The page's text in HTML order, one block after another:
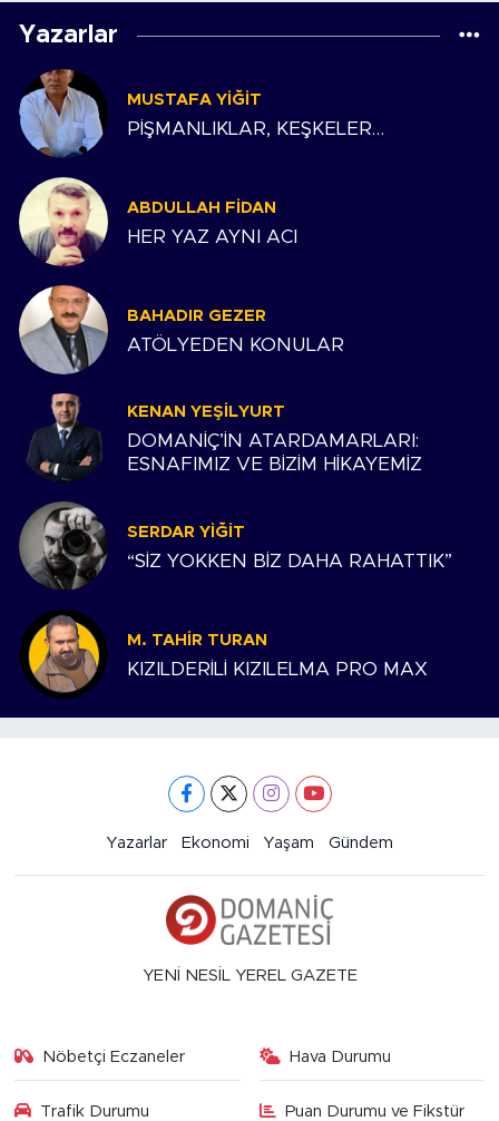
Yazarlar
MUSTAFA YIĞIT
PİŞMANLIKLAR, KEŞKELER…
ABDULLAH FIDAN
HER YAZ AYNI ACI
BAHADIR GEZER
ATÖLYEDEN KONULAR
KENAN YEŞILYURT
DOMANİÇ’İN ATARDAMARLARI:
ESNAFIMIZ VE BİZİM HİKAYEMİZ
SERDAR YIĞIT
“SİZ YOKKEN BİZ DAHA RAHATTIK”
M. TAHIR TURAN
KIZILDERİLİ KIZILELMA PRO MAX
Yazarlar Ekonomi Yaşam Gündem
YENİ NESİL YEREL GAZETE
Nöbetçi Eczaneler Hava Durumu
Trafik Durumu Puan Durumu ve Fikstür